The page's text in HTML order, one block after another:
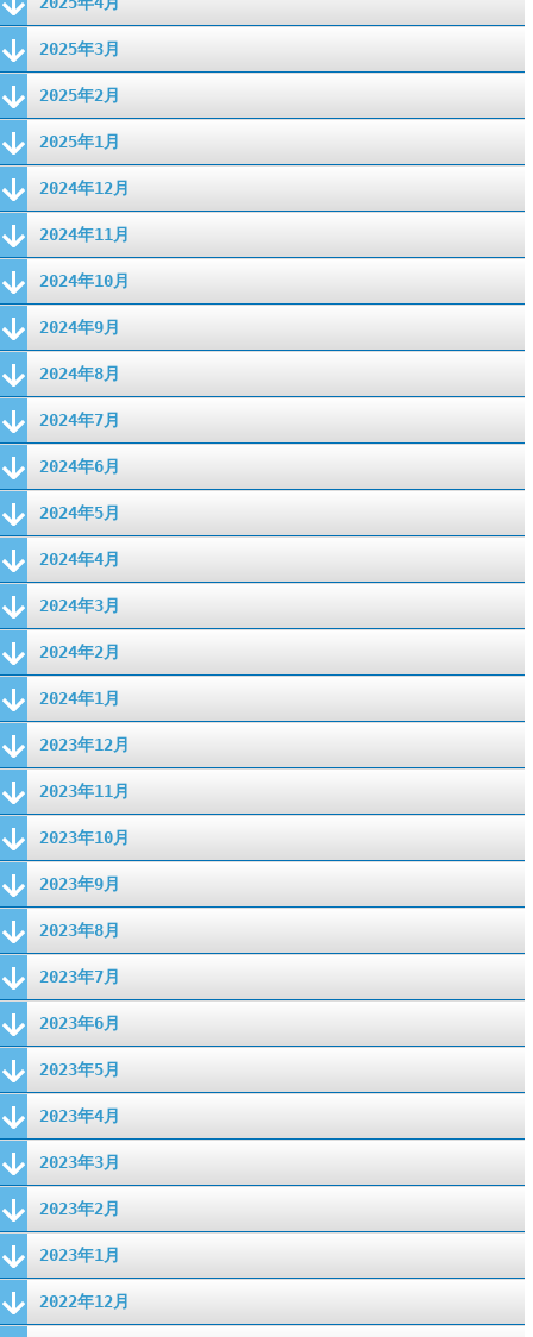
2025年3月
2025年2月
2025年1月
2024年12月
2024年11月
2024年10月
2024年9月
2024年8月
2024年7月
2024年6月
2024年5月
2024年4月
2024年3月
2024年2月
2024年1月
2023年12月
2023年11月
2023年10月
2023年9月
2023年8月
2023年7月
2023年6月
2023年5月
2023年4月
2023年3月
2023年2月
2023年1月
2022年12月